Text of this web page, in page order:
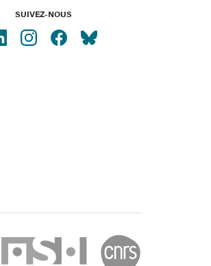
SUIVEZ-NOUS